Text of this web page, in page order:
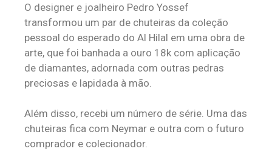
O designer e joalheiro Pedro Yossef
transformou um par de chuteiras da coleção
pessoal do esperado do Al Hilal em uma obra de
arte, que foi banhada a ouro 18k com aplicação
de diamantes, adornada com outras pedras
preciosas e lapidada à mão.
Além disso, recebi um número de série. Uma das
chuteiras fica com Neymar e outra com o futuro
comprador e colecionador.